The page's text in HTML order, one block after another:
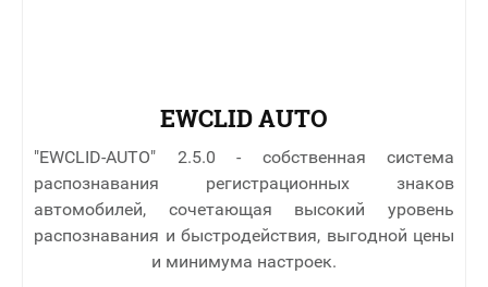
EWCLID AUTO
"EWCLID-AUTO" 2.5.0 - собственная система
распознавания регистрационных знаков
автомобилей, сочетающая высокий уровень
распознавания и быстродействия, выгодной цены
и минимума настроек.